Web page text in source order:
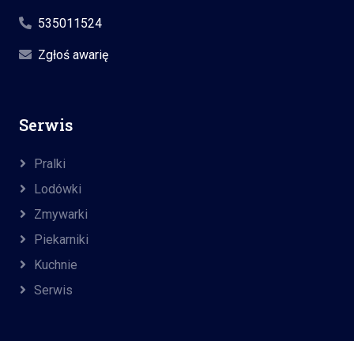
535011524
Zgłoś awarię
Serwis
Pralki
Lodówki
Zmywarki
Piekarniki
Kuchnie
Serwis